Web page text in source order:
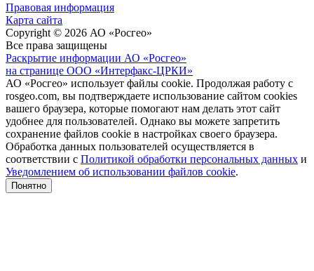
Правовая информация
Карта сайта
Copyright © 2026 АО «Росгео»
Все права защищены
Раскрытие информации АО «Росгео»
на странице ООО «Интерфакс-ЦРКИ»
АО «Росгео» использует файлы cookie. Продолжая работу с
rosgeo.com, вы подтверждаете использование сайтом cookies
вашего браузера, которые помогают нам делать этот сайт
удобнее для пользователей. Однако вы можете запретить
сохранение файлов cookie в настройках своего браузера.
Обработка данных пользователей осуществляется в
соответствии с Политикой обработки персональных данных и
Уведомлением об использовании файлов cookie.
Понятно